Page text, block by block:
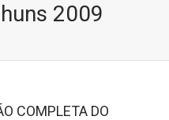
2009
COMPLETA DO